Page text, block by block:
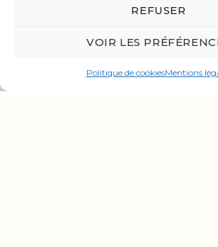
REFUSER
VOIR LES
Politique de cookiesMentions